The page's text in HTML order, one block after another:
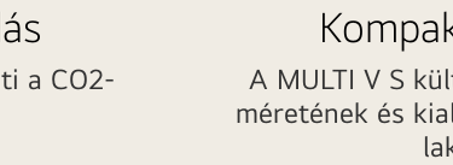
a CO2-
A MULTI V S
méretének és